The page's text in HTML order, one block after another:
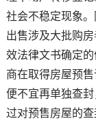
社会不稳定现象
出售涉及大批购
效法律文书确定
商在取得房屋预
便不宜再单独查
过对预售房屋的